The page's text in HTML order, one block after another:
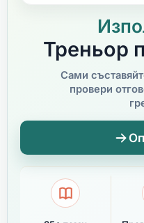
Треньор
Сами
провери